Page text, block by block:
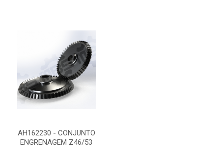
AH162230 - CONJUNTO
ENGRENAGEM Z46/53